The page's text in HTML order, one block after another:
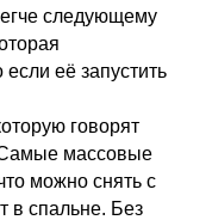
следующему
её запустить
говорят
Самые массовые
можно снять с
в спальне. Без